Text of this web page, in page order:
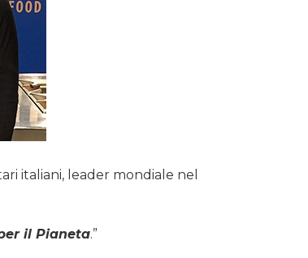
italiani, leader mondiale nel
il Pianeta.”